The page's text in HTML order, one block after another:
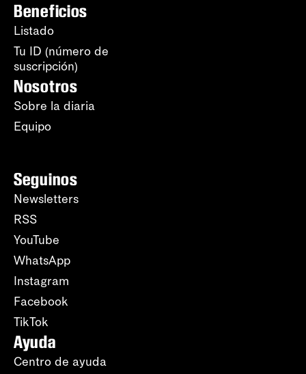
Beneficios
Listado
Tu ID (número de
suscripción)
Nosotros
Sobre la diaria
Equipo
Seguinos
Newsletters
RSS
YouTube
WhatsApp
Instagram
Facebook
TikTok
Ayuda
Centro de ayuda